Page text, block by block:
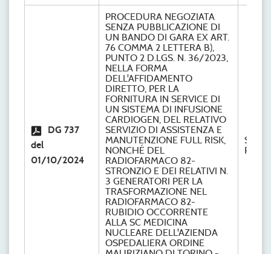
DG 737
del
01/10/2024
PROCEDURA NEGOZIATA
SENZA PUBBLICAZIONE DI
UN BANDO DI GARA EX ART.
76 COMMA 2 LETTERA B),
PUNTO 2 D.LGS. N. 36/2023,
NELLA FORMA
DELL'AFFIDAMENTO
DIRETTO, PER LA
FORNITURA IN SERVICE DI
UN SISTEMA DI INFUSIONE
CARDIOGEN, DEL RELATIVO
SERVIZIO DI ASSISTENZA E
MANUTENZIONE FULL RISK,
NONCHÉ DEL
RADIOFARMACO 82-
STRONZIO E DEI RELATIVI N.
3 GENERATORI PER LA
TRASFORMAZIONE NEL
RADIOFARMACO 82-
RUBIDIO OCCORRENTE
ALLA SC MEDICINA
NUCLEARE DELL'AZIENDA
OSPEDALIERA ORDINE
S.C.